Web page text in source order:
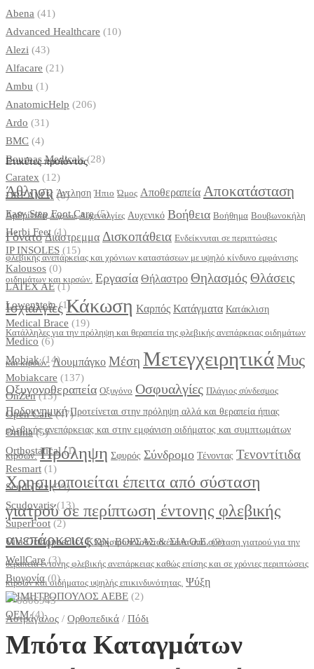
Abena (41)
Advanced Healthcare (10)
Alezi (43)
Alfacare (21)
Ambu (1)
AnatomicHelp (206)
Ardo (31)
BMC (4)
Bournas Medicals(28)
Caratex (12)
DREAM K (6)
Easy Step Foot Care(5)
Herbi Feet (1)
IP INSOLES (15)
Kalousos (0)
LATEX AE(1)
Lowenstein(1)
Medical Brace (19)
Medico (6)
Mobiak(14)
Mobiakcare (137)
OnZen(13)
Open Care(47)
Orthia(5)
Orthostatical(1)
Resmart (1)
ScudoTex(39)
Scudovaris(13)
SuperFoot (2)
Vita Orthopaedic- ΚΩΝ. ΒΟΡΣΑΣ & ΣΙΑ Ο.Ε.(9)
WellCare (3)
Βιογονία (0)
ΔΗΜΗΤΡΟΠΟΥΛΟΣ ΑΕΒΕ (2)
ΟΕΜ(4)
Ετικέτες προϊόντος
Άθληση Άντληση Ήπιο Ώμος Αποθεραπεία Αποκατάσταση
Αρθρίτιδα Αυχένας Αυχεναλγίες Αυχενικό Βοήθεια Βοήθημα Βουβωνοκήλη
Γόνατο Διάστρεμμα Δισκοπάθεια Ενδείκνυται σε περιπτώσεις
φλεβικής ανεπάρκειας και χρόνιων καταστάσεων με υψηλό κίνδυνο εμφάνισης
οιδημάτων και κιρσών. Εργασία Θήλαστρο Θηλασμός Θλάσεις
ΙσχιαλγίεςΚάκωση Καρπός Κατάγματα Κατάκλιση
Κατάλληλες για την πρόληψη και θεραπεία της φλεβικής ανεπάρκειας οιδημάτων
και κιρσών. Λουμπάγκο Μέση ΜετεγχειρητικάΜυς
Οξυγονοθεραπεία Οξυγόνο Οσφυαλγίες Πλάγιος σύνδεσμος
Ποδοκνημική Προτείνεται στην πρόληψη αλλά και θεραπεία ήπιας
φλεβικής ανεπάρκειας και στην εμφάνιση οιδήματος και συμπτωμάτων
κιρσών. Πρόληψη Σφυρός Σύνδρομο Τένοντας Τενοντίτιδα
Χρησιμοποιείται έπειτα από σύσταση
γιατρού σε περίπτωση έντονης φλεβικής
ανεπάρκειας Χρησιμοποιούνται έπειτα από σύσταση γιατρού για την
θεραπεία έντονης φλεβικής ανεπάρκειας καθώς επίσης και σε χρόνιες περιπτώσεις
κιρσών και οιδήματος υψηλής επικινδυνότητας. Ψύξη
Αστράγαλος / Ορθοπεδικά / Πόδι
Μπότα Καταγμάτων